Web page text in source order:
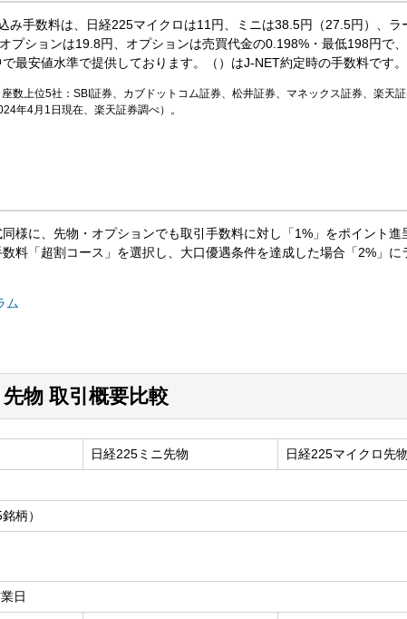
み手数料は、日経225マイクロは11円、ミニは38.5円（27.5円）、ラ
プションは19.8円、オプションは売買代金の0.198%・最低198円で
最安値水準で提供しております。（）はJ-NET約定時の手数料です。
数上位5社：SBI証券、カブドットコム証券、松井証券、マネックス証券、楽天
年4月1日現在、楽天証券調べ）。
様に、先物・オプションでも取引手数料に対し「1%」をポイント進
料「超割コース」を選択し、大口優遇条件を達成した場合「2%」に
ム
物 取引概要比較
日経225ミニ先物 日経225マイクロ先
柄）
日